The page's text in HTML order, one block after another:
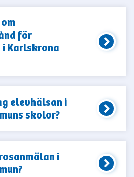
för
Karlskrona
elevhälsan i
skolor?
i